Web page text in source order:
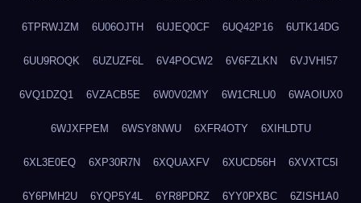
6TPRWJZM 6U06OJTH 6UJEQ0CF 6UQ42P16 6UTK14DG
6UU9ROQK 6UZUZF6L 6V4POCW2 6V6FZLKN 6VJVHI57
6VQ1DZQ1 6VZACB5E 6W0V02MY 6W1CRLU0 6WAOIUX0
6WJXFPEM 6WSY8NWU 6XFR4OTY 6XIHLDTU
6XL3E0EQ 6XP30R7N 6XQUAXFV 6XUCD56H 6XVXTC5I
6Y6PMH2U 6YQP5Y4L 6YR8PDRZ 6YY0PXBC 6ZISH1A0